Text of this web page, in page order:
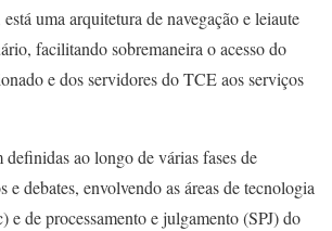
uma arquitetura de navegação e leiaute
facilitando sobremaneira o acesso do
e dos servidores do TCE aos serviços
definidas ao longo de várias fases de
e debates, envolvendo as áreas de tecnologia
e de processamento e julgamento (SPJ) do